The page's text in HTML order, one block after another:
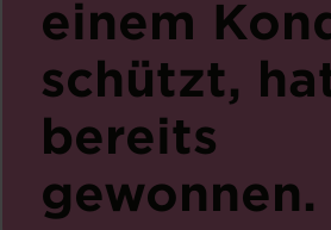
Beratung
Zum Safer-Sex-
Kampagne Medien
einem
schützt,
bereits
gewonnen.